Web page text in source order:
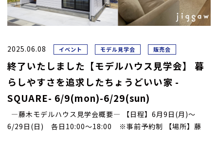
2025.06.08 イベント モデル見学会 販売会
終了いたしました【モデルハウス見学会】 暮
らしやすさを追求したちょうどいい家 -
SQUARE- 6/9(mon)-6/29(sun)
―藤木モデルハウス見学会概要― 【日程】6月9日(月)～
6/29日(日) 各日10:00～18:00 ※事前予約制 【場所】藤